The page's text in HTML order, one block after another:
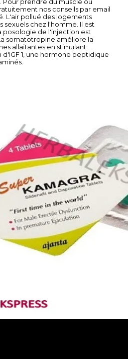
prendre du muscle ou
nos conseils par email
L'air pollué des logements
sexuels chez l'homme. Il est
de l'injection est
somatotropine améliore la
allaitantes en stimulant
1, une hormone peptidique